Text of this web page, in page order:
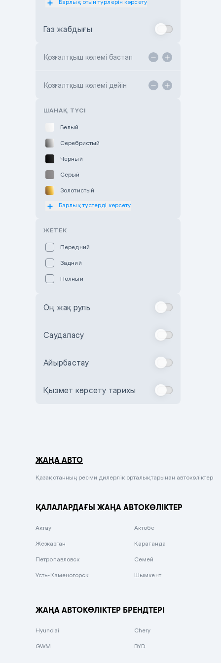
Toyota Astana
TANK Motors Karaganda
Барлық отын түрлерін көрсету
Газ жабдығы
Қозғалтқыш көлемі бастап
Қозғалтқыш көлемі дейін
ШАНАҚ ТҮСІ
Белый
Серебристый
Черный
Серый
Золотистый
Оранжевый
Зеленый
Бежевый
Комбинированный
Сиреневый металлик
Вишневый
Барлық түстерді көрсету
ЖЕТЕК
Передний
Задний
Полный
Оң жақ руль
Саудаласу
Айырбастау
Қызмет көрсету тарихы
ЖАҢА АВТО
Қазақстанның ресми дилерлік орталықтарынан автокөліктер
ҚАЛАЛАРДАҒЫ ЖАҢА АВТОКӨЛІКТЕР
Актау Актобе
Жезказган Караганда
Петропавловск Семей
Усть-Каменогорск Шымкент
ЖАҢА АВТОКӨЛІКТЕР БРЕНДТЕРІ
Hyundai Chery
GWM BYD